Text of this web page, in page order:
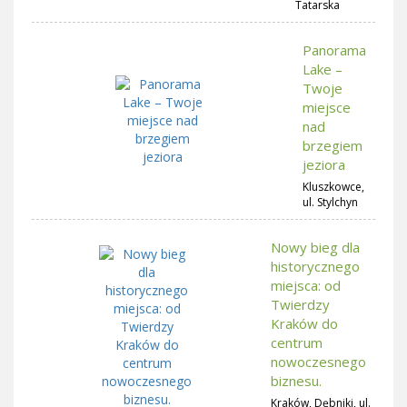
Tatarska
Panorama
Lake –
Twoje
miejsce
nad
brzegiem
jeziora
Kluszkowce,
ul. Stylchyn
Nowy bieg dla
historycznego
miejsca: od
Twierdzy
Kraków do
centrum
nowoczesnego
biznesu.
Kraków, Dębniki, ul.